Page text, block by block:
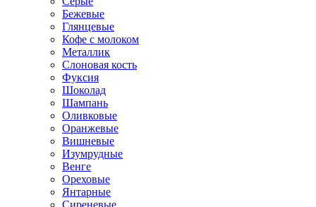
Бежевые
Глянцевые
Кофе с молоком
Металлик
Слоновая кость
Фуксия
Шоколад
Шампань
Оливковые
Оранжевые
Вишневые
Изумрудные
Венге
Ореховые
Янтарные
Сиреневые